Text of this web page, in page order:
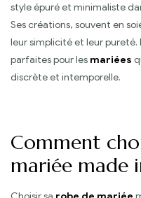
style épuré et minimaliste
Ses créations, souvent en
leur simplicité et leur pureté.
parfaites pour les mariées
discrète et intemporelle.
Comment
mariée made